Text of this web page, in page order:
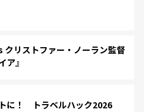
リストファー・ノーラン監督
ア』
に！ トラベルハック2026